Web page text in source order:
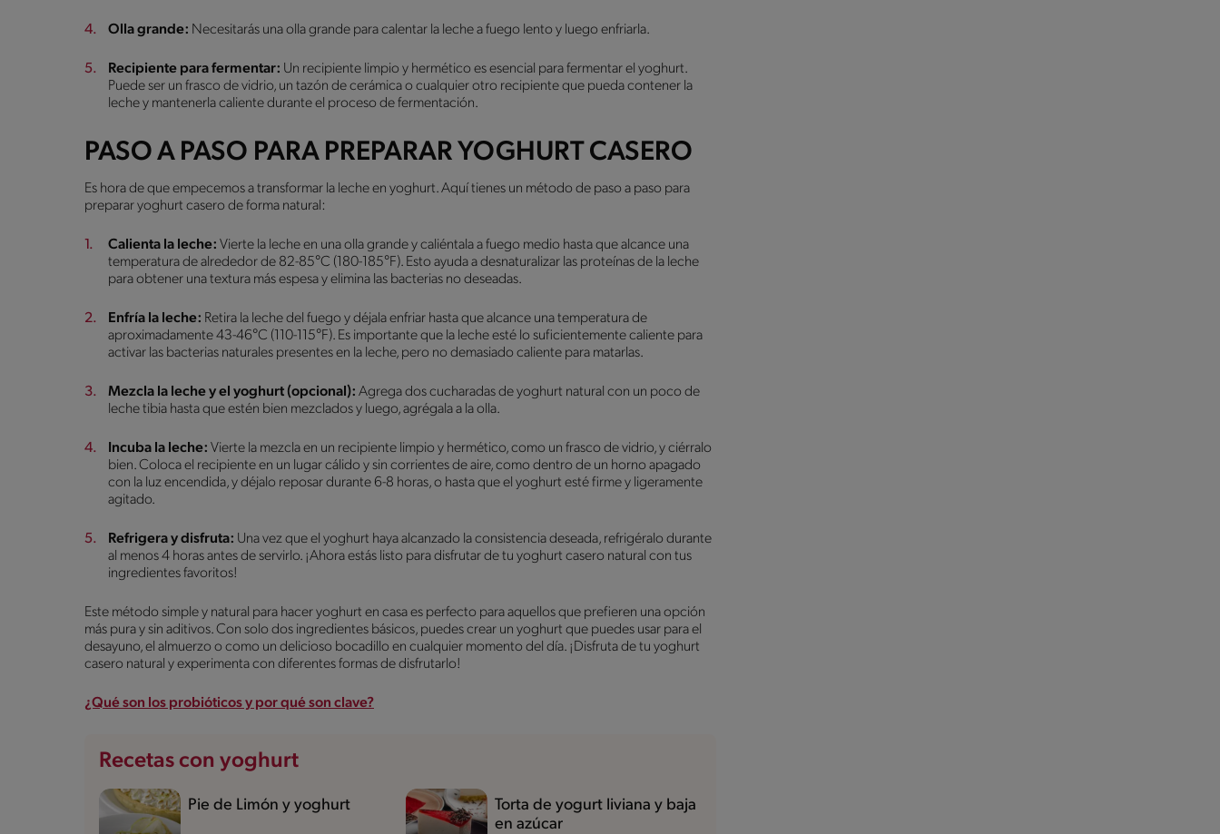
Olla grande: Necesitarás una olla grande para calentar la leche a fuego lento y luego enfriarla.
Recipiente para fermentar: Un recipiente limpio y hermético es esencial para fermentar el yoghurt.
Puede ser un frasco de vidrio, un tazón de cerámica o cualquier otro recipiente que pueda contener la
leche y mantenerla caliente durante el proceso de fermentación.
PASO A PASO PARA PREPARAR YOGHURT CASERO
Es hora de que empecemos a transformar la leche en yoghurt. Aquí tienes un método de paso a paso para
preparar yoghurt casero de forma natural:
Calienta la leche: Vierte la leche en una olla grande y caliéntala a fuego medio hasta que alcance una
temperatura de alrededor de 82-85°C (180-185°F). Esto ayuda a desnaturalizar las proteínas de la leche
para obtener una textura más espesa y elimina las bacterias no deseadas.
Enfría la leche: Retira la leche del fuego y déjala enfriar hasta que alcance una temperatura de
aproximadamente 43-46°C (110-115°F). Es importante que la leche esté lo suficientemente caliente para
activar las bacterias naturales presentes en la leche, pero no demasiado caliente para matarlas.
Mezcla la leche y el yoghurt (opcional): Agrega dos cucharadas de yoghurt natural con un poco de
leche tibia hasta que estén bien mezclados y luego, agrégala a la olla.
Incuba la leche: Vierte la mezcla en un recipiente limpio y hermético, como un frasco de vidrio, y ciérralo
bien. Coloca el recipiente en un lugar cálido y sin corrientes de aire, como dentro de un horno apagado
con la luz encendida, y déjalo reposar durante 6-8 horas, o hasta que el yoghurt esté firme y ligeramente
agitado.
Refrigera y disfruta: Una vez que el yoghurt haya alcanzado la consistencia deseada, refrigéralo durante
al menos 4 horas antes de servirlo. ¡Ahora estás listo para disfrutar de tu yoghurt casero natural con tus
ingredientes favoritos!
Este método simple y natural para hacer yoghurt en casa es perfecto para aquellos que prefieren una opción
más pura y sin aditivos. Con solo dos ingredientes básicos, puedes crear un yoghurt que puedes usar para el
desayuno, el almuerzo o como un delicioso bocadillo en cualquier momento del día. ¡Disfruta de tu yoghurt
casero natural y experimenta con diferentes formas de disfrutarlo!
¿Qué son los probióticos y por qué son clave?
Recetas con yoghurt
Pie de Limón y yoghurt
Torta de yogurt liviana y baja
en azúcar